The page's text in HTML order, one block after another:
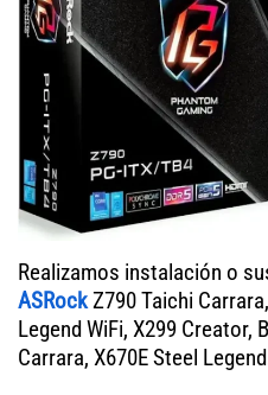
Realizamos instalación o
ASRockZ790 Taichi
Legend WiFi, X299 Creator,
Carrara, X670E Steel